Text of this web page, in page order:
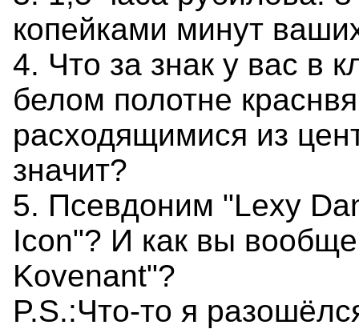
копейками минут
4. Что за знак у вас в
белом полотне
расходящимися из
значит?
5. Псевдоним "Lexy
Icon"? И как вы вообще
Kovenant"?
P.S.:Что-то я